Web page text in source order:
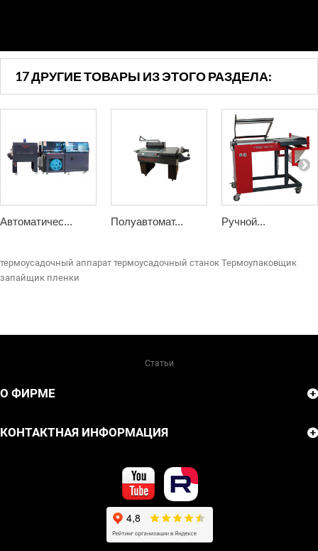
17 ДРУГИЕ ТОВАРЫ ИЗ ЭТОГО РАЗДЕЛА:
Автоматичес... Полуавтомат... Ручной...
термоусадочный аппарат термоусадочный станок Термоупаковщик
запайщик пленки
Статьи
О ФИРМЕ
КОНТАКТНАЯ ИНФОРМАЦИЯ